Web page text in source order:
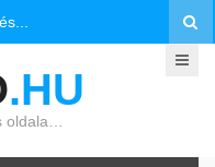
.HU
oldala…